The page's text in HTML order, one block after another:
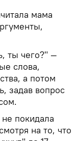
мама
ты чего?" —
слова,
а потом
задав вопрос
покидала
на то, что